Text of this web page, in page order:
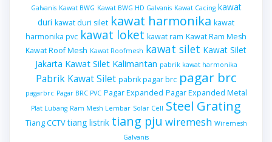
Galvanis Kawat BWG Kawat BWG HD Galvanis Kawat Cacing kawat
duri kawat duri silet kawat harmonika kawat
harmonika pvc kawat loket kawat ram Kawat Ram Mesh
Kawat Roof Mesh Kawat Roofmesh kawat silet Kawat Silet
Jakarta Kawat Silet Kalimantan pabrik kawat harmonika
Pabrik Kawat Silet pabrik pagar brc pagar brc
pagarbrc Pagar BRC PVC Pagar Expanded Pagar Expanded Metal
Plat Lubang Ram Mesh Lembar Solar Cell Steel Grating
Tiang CCTV tiang listrik tiang pju wiremesh Wiremesh
Galvanis